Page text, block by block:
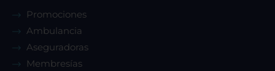
Promociones
Ambulancia
Aseguradoras
Membresías